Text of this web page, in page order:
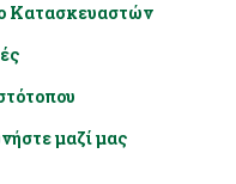
Κατασκευαστών
μαζί μας